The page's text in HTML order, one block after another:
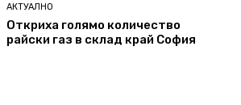
АКТУАЛНО
Откриха голямо количество
райски газ в склад край София